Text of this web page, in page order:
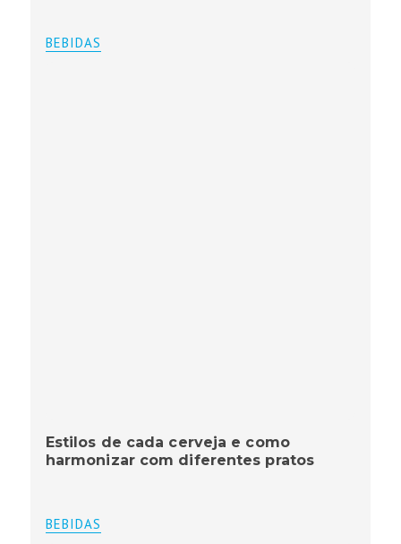
BEBIDAS
Estilos de cada cerveja e como
harmonizar com diferentes pratos
BEBIDAS